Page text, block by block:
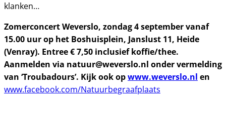
klanken…
Zomerconcert Weverslo, zondag 4 september vanaf
15.00 uur op het Boshuisplein, Janslust 11, Heide
(Venray). Entree € 7,50 inclusief koffie/thee.
Aanmelden via natuur@weverslo.nl onder vermelding
van ‘Troubadours’. Kijk ook opwww.weverslo.nl en
www.facebook.com/Natuurbegraafplaats